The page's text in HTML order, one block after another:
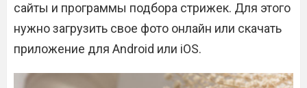
сайты и программы подбора стрижек. Для этого
нужно загрузить свое фото онлайн или скачать
приложение для Android или iOS.